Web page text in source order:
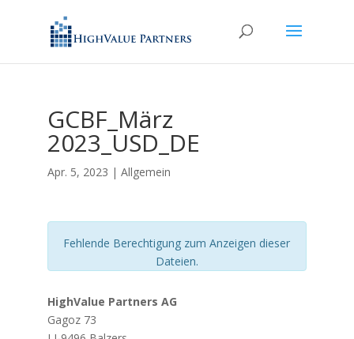
GCBF_März
2023_USD_DE
Apr. 5, 2023 | Allgemein
Fehlende Berechtigung zum Anzeigen dieser
Dateien.
HighValue Partners AG
Gagoz 73